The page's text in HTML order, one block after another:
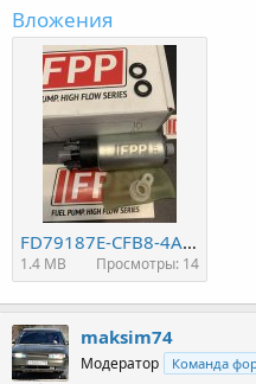
Вложения
FD79187E-CFB8-4AFD-8EE7-DE23386E9CA4.jpeg
1.4 MB Просмотры: 14
maksim74
Модератор Команда